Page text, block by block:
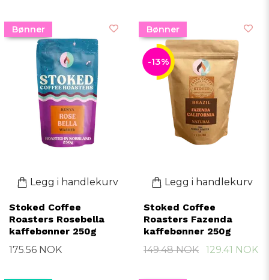
Bønner
Legg i handlekurv
Stoked Coffee
Roasters Rosebella
kaffebønner 250g
175.56 NOK
Bønner
-13%
Legg i handlekurv
Stoked Coffee
Roasters Fazenda
kaffebønner 250g
149.48 NOK
129.41 NOK